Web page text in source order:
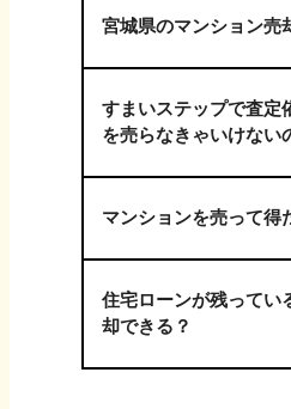
宮城県のマンション売
すまいステップで査定
を売らなきゃいけない
マンションを売って得
住宅ローンが残ってい
却できる？